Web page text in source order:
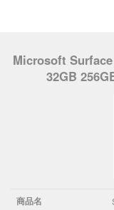
Microsoft Surface
32GB
商品名